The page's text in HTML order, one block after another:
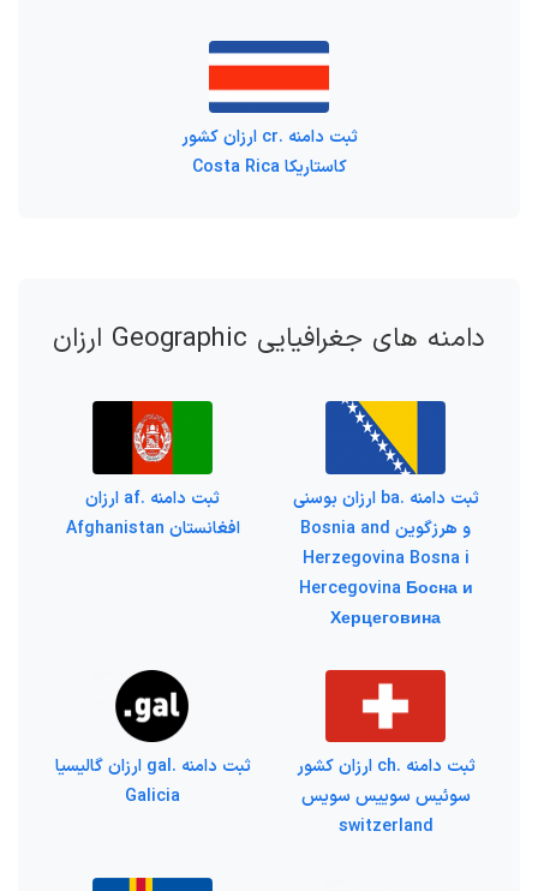
ثبت دامنه .cr ارزان کشور
کاستاریکا Costa Rica
دامنه های جغرافیایی Geographic ارزان
ثبت دامنه .ba ارزان بوسنی
و هرزگوین Bosnia and
Herzegovina Bosna i
Hercegovina Босна и
Херцеговина
ثبت دامنه .af ارزان
افغانستان Afghanistan
ثبت دامنه .ch ارزان کشور
سوئیس سوییس سویس
switzerland
ثبت دامنه .gal ارزان گالیسیا
Galicia